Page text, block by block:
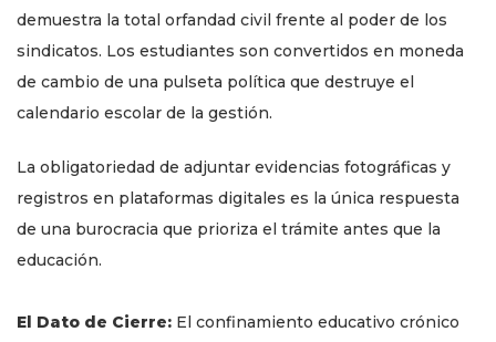
demuestra la total orfandad civil frente al poder de los
sindicatos. Los estudiantes son convertidos en moneda
de cambio de una pulseta política que destruye el
calendario escolar de la gestión.
La obligatoriedad de adjuntar evidencias fotográficas y
registros en plataformas digitales es la única respuesta
de una burocracia que prioriza el trámite antes que la
educación.
El Dato de Cierre: El confinamiento educativo crónico